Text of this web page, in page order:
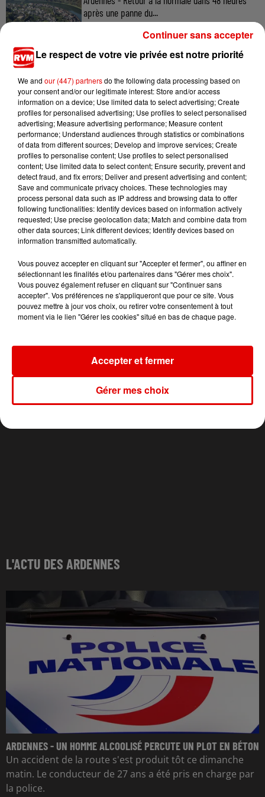
après une panne du...
Ardennes - Un réveil frais ce vendredi avant le
retour de la canicule
TITRES DIFFUSÉS
4h28
4h28
INDOCHINE
4h25
4h25
RIHANNA ALEX WARREN
L'ACTU DES ARDENNES
ARDENNES - UN HOMME ALCOOLISÉ PERCUTE UN PLOT EN BÉTON
Un accident de la route s'est produit tôt ce dimanche
matin. Le conducteur de 27 ans a été pris en charge par
la police.
Le respect de votre vie privée est notre priorité
We and our (447) partnersdo the following data processing based on
your consent and/or our legitimate interest: Store and/or access
information on a device; Use limited data to select advertising; Create
profiles for personalised advertising; Use profiles to select personalised
advertising; Measure advertising performance; Measure content
performance; Understand audiences through statistics or combinations
of data from different sources; Develop and improve services; Create
profiles to personalise content; Use profiles to select personalised
content; Use limited data to select content; Ensure security, prevent and
detect fraud, and fix errors; Deliver and present advertising and content;
Save and communicate privacy choices. These technologies may
process personal data such as IP address and browsing data to offer
following functionalities: Identify devices based on information actively
requested; Use precise geolocation data; Match and combine data from
other data sources; Link different devices; Identify devices based on
information transmitted automatically.
Vous pouvez accepter en cliquant sur "Accepter et fermer", ou affiner en
sélectionnant les finalités et/ou partenaires dans "Gérer mes choix".
Vous pouvez également refuser en cliquant sur "Continuer sans
accepter". Vos préférences ne s'appliqueront que pour ce site. Vous
pouvez mettre à jour vos choix, ou retirer votre consentement à tout
moment via le lien "Gérer les cookies" situé en bas de chaque page.
Gérer mes choix
Accepter et fermer
Continuer sans accepter